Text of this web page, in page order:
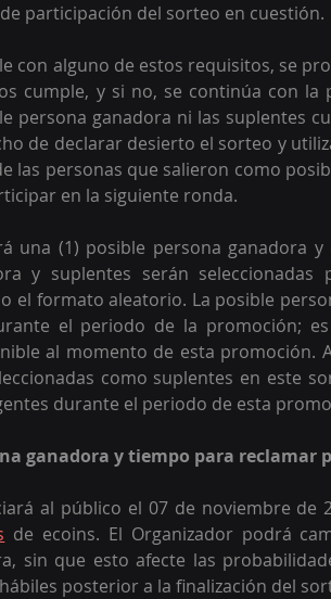
participación del sorteo en cuestión.
con alguno de estos requisitos, se
cumple, y si no, se continúa con la
persona ganadora ni las suplentes
de declarar desierto el sorteo y
las personas que salieron como
en la siguiente ronda.
una (1) posible persona ganadora y
y suplentes serán
el formato aleatorio. La posible
el periodo de la promoción;
al momento de esta promoción.
como suplentes en este
durante el periodo de esta
ganadora y tiempo para reclamar
al público el 07 de noviembre de
de ecoins. El Organizador podrá
sin que esto afecte las
posterior a la finalización del